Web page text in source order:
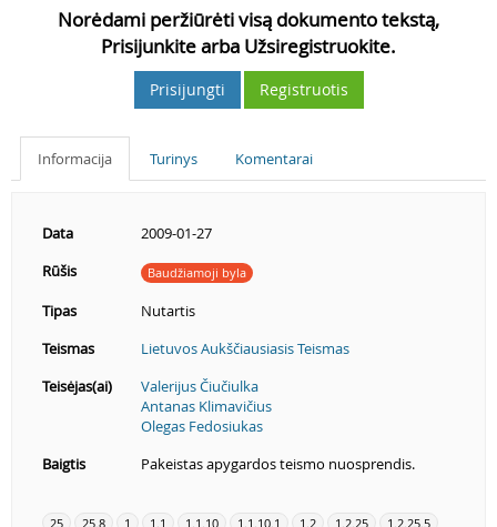
Norėdami peržiūrėti visą dokumento tekstą,
Prisijunkite arba Užsiregistruokite.
Prisijungti Registruotis
Informacija Turinys Komentarai
Data
2009-01-27
Rūšis
Baudžiamoji byla
Tipas
Nutartis
Teismas
Lietuvos Aukščiausiasis Teismas
Teisėjas(ai)
Valerijus Čiučiulka
Antanas Klimavičius
Olegas Fedosiukas
Baigtis
Pakeistas apygardos teismo nuosprendis.
25 25.8 1 1.1 1.1.10 1.1.10.1 1.2 1.2.25 1.2.25.5